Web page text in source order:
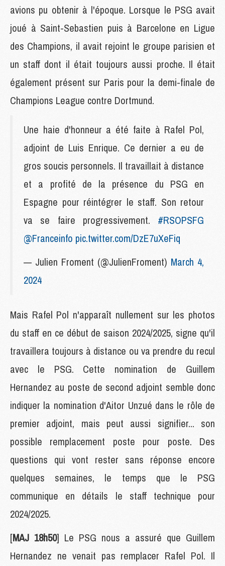
avions pu obtenir à l'époque. Lorsque le PSG avait
joué à Saint-Sebastien puis à Barcelone en Ligue
des Champions, il avait rejoint le groupe parisien et
un staff dont il était toujours aussi proche. Il était
également présent sur Paris pour la demi-finale de
Champions League contre Dortmund.
Une haie d'honneur a été faite à Rafel Pol,
adjoint de Luis Enrique. Ce dernier a eu de
gros soucis personnels. Il travaillait à distance
et a profité de la présence du PSG en
Espagne pour réintégrer le staff. Son retour
va se faire progressivement. #RSOPSFG
@Franceinfo pic.twitter.com/DzE7uXeFiq
— Julien Froment (@JulienFroment) March 4,
2024
Mais Rafel Pol n'apparaît nullement sur les photos
du staff en ce début de saison 2024/2025, signe qu'il
travaillera toujours à distance ou va prendre du recul
avec le PSG. Cette nomination de Guillem
Hernandez au poste de second adjoint semble donc
indiquer la nomination d'Aitor Unzué dans le rôle de
premier adjoint, mais peut aussi signifier... son
possible remplacement poste pour poste. Des
questions qui vont rester sans réponse encore
quelques semaines, le temps que le PSG
communique en détails le staff technique pour
2024/2025.
[MAJ 18h50] Le PSG nous a assuré que Guillem
Hernandez ne venait pas remplacer Rafel Pol. Il